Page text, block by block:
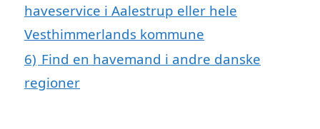
haveservice i Aalestrup eller hele
Vesthimmerlands kommune
6) Find en havemand i andre danske
regioner